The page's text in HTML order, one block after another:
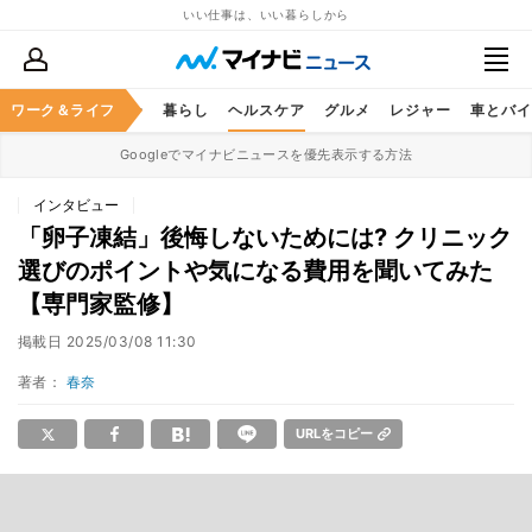
いい仕事は、いい暮らしから
ワーク＆ライフ
ススキル マネー 暮らし ヘルスケア グルメ レジャー 車とバ
Googleでマイナビニュースを優先表示する方法
インタビュー
「卵子凍結」後悔しないためには? クリニック
選びのポイントや気になる費用を聞いてみた
【専門家監修】
掲載日 2025/03/08 11:30
著者： 春奈
URLをコピー